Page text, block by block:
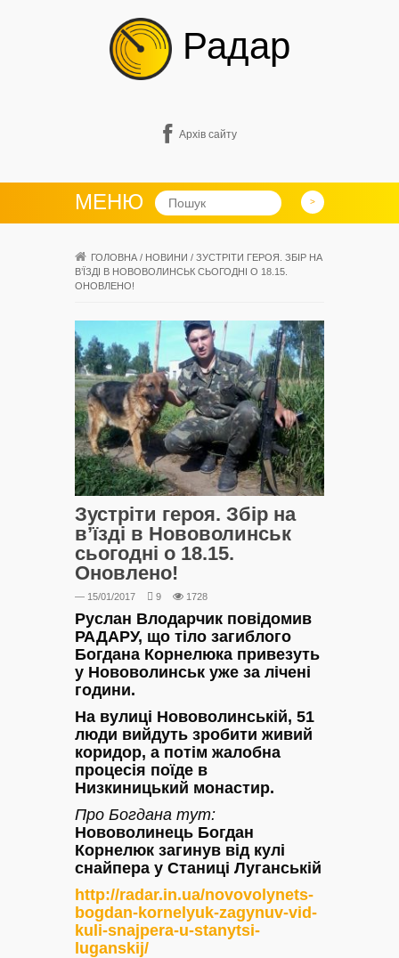
Радар
Архів сайту
МЕНЮ
ГОЛОВНА / НОВИНИ / ЗУСТРІТИ ГЕРОЯ. ЗБІР НА
В’ЇЗДІ В НОВОВОЛИНСЬК СЬОГОДНІ О 18.15.
ОНОВЛЕНО!
Зустріти героя. Збір на
в’їзді в Нововолинськ
сьогодні о 18.15.
Оновлено!
— 15/01/2017 9 1728
Руслан Влодарчик повідомив
РАДАРУ, що тіло загиблого
Богдана Корнелюка привезуть
у Нововолинськ уже за лічені
години.
На вулиці Нововолинській, 51
люди вийдуть зробити живий
коридор, а потім жалобна
процесія поїде в
Низкиницький монастир.
Про Богдана тут:
Нововолинець Богдан
Корнелюк загинув від кулі
снайпера у Станиці Луганській
http://radar.in.ua/novovolynets-
bogdan-kornelyuk-zagynuv-vid-
kuli-snajpera-u-stanytsi-
luganskij/